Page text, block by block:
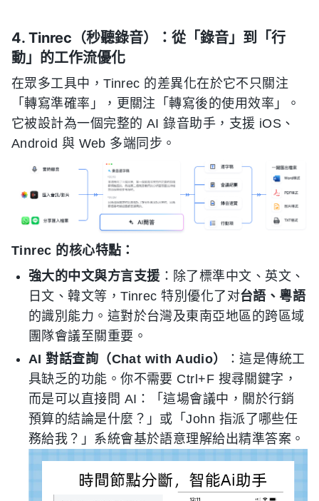
4. Tinrec（秒聽錄音）：從「錄音」到「行
動」的工作流優化
在眾多工具中，Tinrec 的差異化在於它不只關注
「轉寫準確率」，更關注「轉寫後的使用效率」。
它被設計為一個完整的 AI 錄音助手，支援 iOS、
Android 與 Web 多端同步。
Tinrec 的核心特點：
強大的中文與方言支援 ：除了標準中文、英文、
日文、韓文等，Tinrec 特別優化了对台語、粵語
的識別能力。這對於台灣及東南亞地區的跨區域
團隊會議至關重要。
AI 對話查詢（Chat with Audio）
：這是傳統工
具缺乏的功能。你不需要 Ctrl+F 搜尋關鍵字，
而是可以直接問 AI：「這場會議中，關於行銷
預算的結論是什麼？」或「John 指派了哪些任
務給我？」系統會基於語意理解給出精準答案。